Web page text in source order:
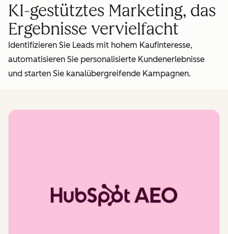
KI-gestütztes Marketing, das
Ergebnisse vervielfacht
Identifizieren Sie Leads mit hohem Kaufinteresse,
automatisieren Sie personalisierte Kundenerlebnisse
und starten Sie kanalübergreifende Kampagnen.